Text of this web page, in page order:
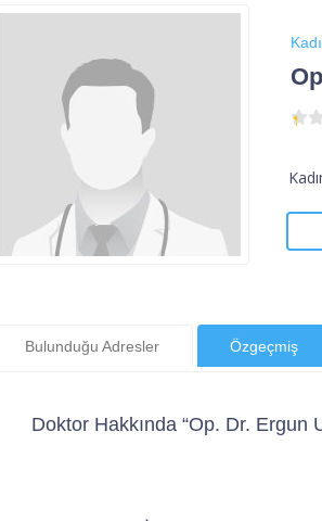
Bulunduğu Adresler Özgeçmiş
Doktor Hakkında “Op. Dr. Ergun